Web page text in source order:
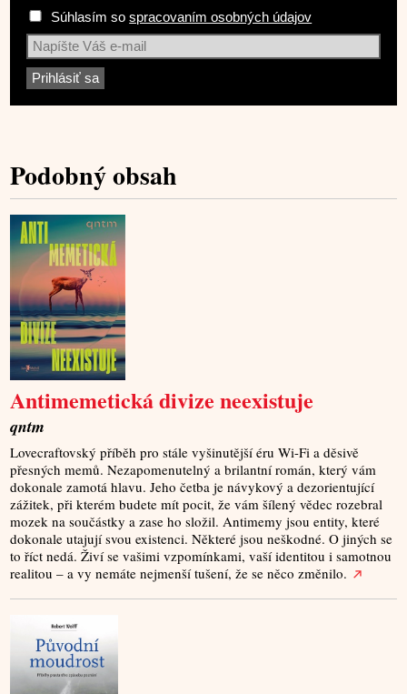
Súhlasím sospracovaním osobných údajov
Podobný obsah
Antimemetická divize neexistuje
qntm
Lovecraftovský příběh pro stále vyšinutější éru Wi-Fi a děsivě
přesných memů. Nezapomenutelný a brilantní román, který vám
dokonale zamotá hlavu. Jeho četba je návykový a dezorientující
zážitek, při kterém budete mít pocit, že vám šílený vědec rozebral
mozek na součástky a zase ho složil. Antimemy jsou entity, které
dokonale utajují svou existenci. Některé jsou neškodné. O jiných se
to říct nedá. Živí se vašimi vzpomínkami, vaší identitou i samotnou
realitou – a vy nemáte nejmenší tušení, že se něco změnilo.